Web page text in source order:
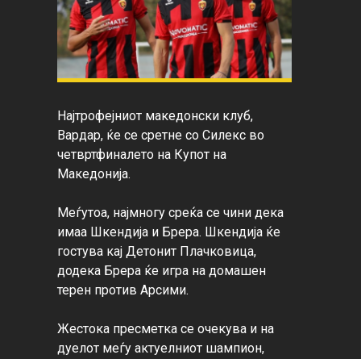
Најтрофејниот македонски клуб,
Вардар, ќе се сретне со Силекс во
четвртфиналето на Купот на
Македонија.
Меѓутоа, најмногу среќа се чини дека
имаа Шкендија и Брера. Шкендија ќе
гостува кај Детонит Плачковица,
додека Брера ќе игра на домашен
терен против Арсими.
Жестока пресметка се очекува и на
дуелот меѓу актуелниот шампион,